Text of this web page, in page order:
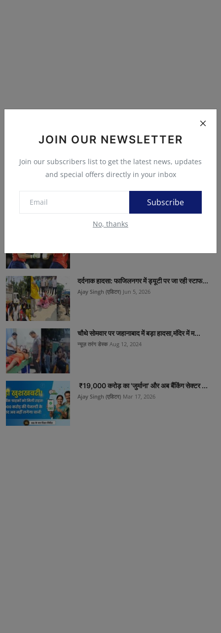
JOIN OUR NEWSLETTER
Join our subscribers list to get the latest news, updates
and special offers directly in your inbox
Subscribe
No, thanks
मौत पर राजनीतिक माहौल , मंत्री के पहूचते मामला गरम...
WI vs ENG T20 World Cup : सॉल्ट के तूफान में
दर्दनाक हादसा: फाजिलनगर में ड्यूटी पर जा रही स्टाफ...
Ajay Singh (एडिटर) Jun 5, 2026
चौथे सोमवार पर जहानाबाद में बड़ा हादसा,मंदिर में म...
न्यूज़ तरंग डेस्क Aug 12, 2024
₹19,000 करोड़ का 'जुर्माना' और अब बैंकिंग सेक्टर ...
Ajay Singh (एडिटर) Mar 17, 2026